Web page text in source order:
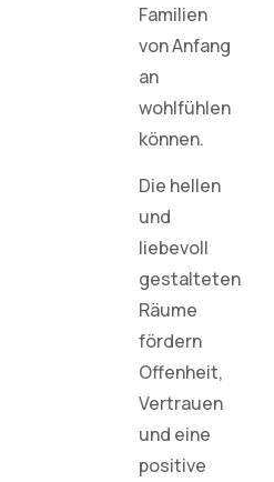
Familien
von Anfang
an
wohlfühlen
können.
Die hellen
und
liebevoll
gestalteten
Räume
fördern
Offenheit,
Vertrauen
und eine
positive